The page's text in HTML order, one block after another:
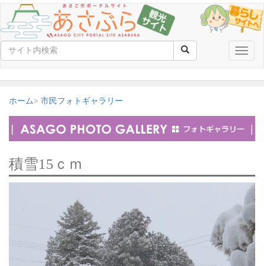
Toggle
ホーム 市民フォトギャラリー
積雪15ｃｍ